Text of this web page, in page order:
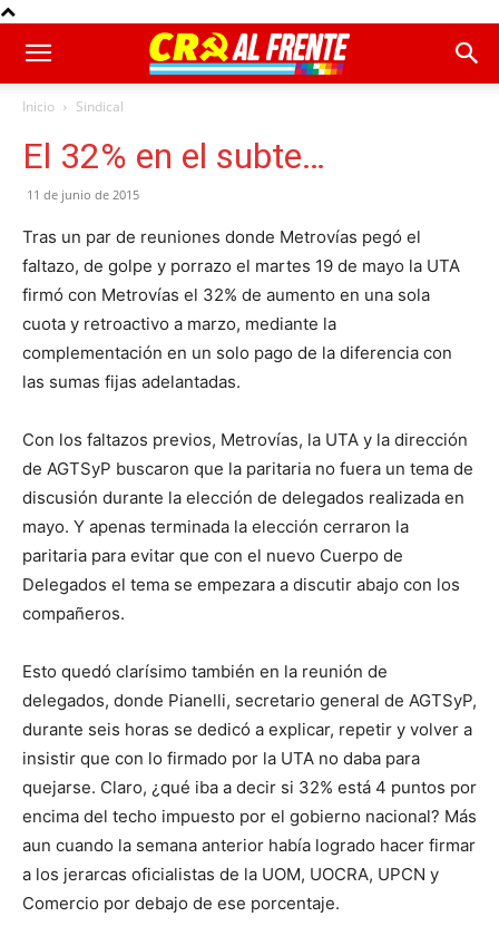
Inicio Sindical
El 32% en el subte…
11 de junio de 2015
Tras un par de reuniones donde Metrovías pegó el
faltazo, de golpe y porrazo el martes 19 de mayo la UTA
firmó con Metrovías el 32% de aumento en una sola
cuota y retroactivo a marzo, mediante la
complementación en un solo pago de la diferencia con
las sumas fijas adelantadas.
Con los faltazos previos, Metrovías, la UTA y la dirección
de AGTSyP buscaron que la paritaria no fuera un tema de
discusión durante la elección de delegados realizada en
mayo. Y apenas terminada la elección cerraron la
paritaria para evitar que con el nuevo Cuerpo de
Delegados el tema se empezara a discutir abajo con los
compañeros.
Esto quedó clarísimo también en la reunión de
delegados, donde Pianelli, secretario general de AGTSyP,
durante seis horas se dedicó a explicar, repetir y volver a
insistir que con lo firmado por la UTA no daba para
quejarse. Claro, ¿qué iba a decir si 32% está 4 puntos por
encima del techo impuesto por el gobierno nacional? Más
aun cuando la semana anterior había logrado hacer firmar
a los jerarcas oficialistas de la UOM, UOCRA, UPCN y
Comercio por debajo de ese porcentaje.